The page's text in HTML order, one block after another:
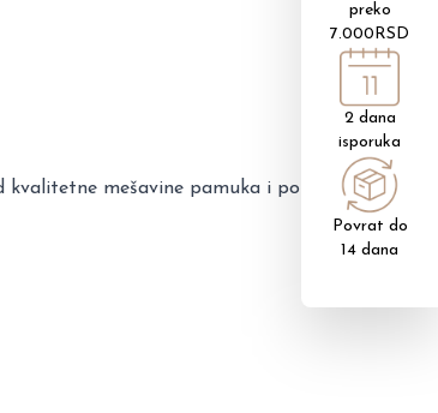
kvalitetne mešavine pamuka i poliestera,
preko
7.000RSD
2 dana
isporuka
Povrat do
14 dana